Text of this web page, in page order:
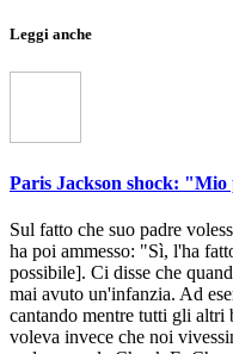
Leggi anche
Paris Jackson shock: "Mio
Sul fatto che suo padre
ha poi ammesso: "Sì, l'ha
possibile]. Ci disse che
mai avuto un'infanzia. Ad
cantando mentre tutti gli altri
voleva invece che noi